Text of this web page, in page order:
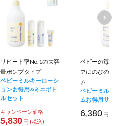
髪
＞
リピート率No.1の大容
量ポンプタイプ
ベビーミルキーローシ
ョンお得用&ミニボト
ルセット
キャンペーン価格
5,830 円 (税込)
ベビーの毎日
アにのびのい
ム
ベビーミルキ
ムお得用サイ
6,380 円 (税